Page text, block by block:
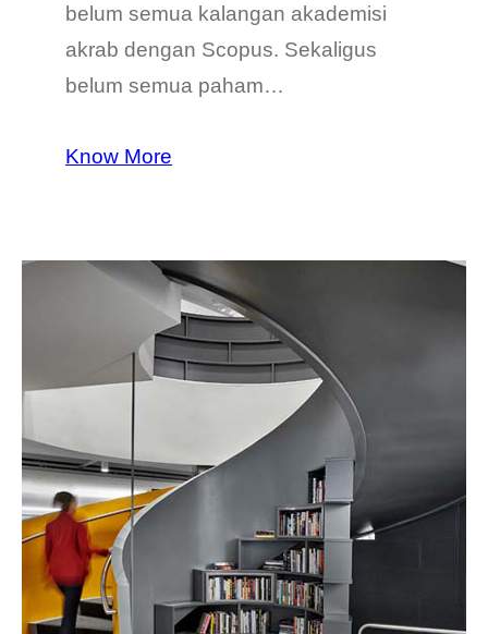
belum semua kalangan akademisi
akrab dengan Scopus. Sekaligus
belum semua paham…
Know More